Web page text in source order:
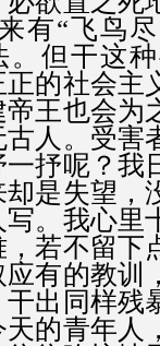
有“飞鸟
。但干这
的社会主
王也会为
古人。受害
抒呢？我
是失望，
。我心里
若不留下
有的教训
出同样残
的青年人